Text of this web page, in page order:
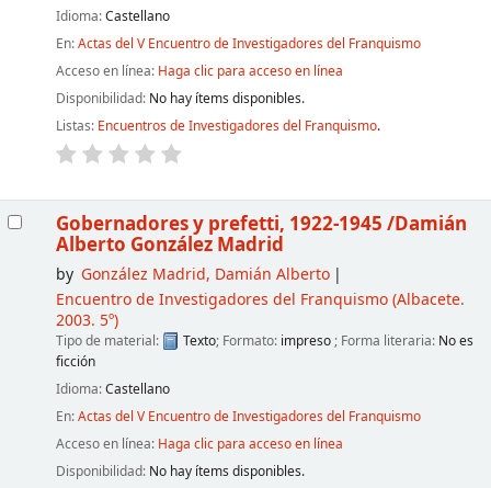
Idioma:Castellano
En:Actas del V Encuentro de Investigadores del Franquismo
Acceso en línea: Haga clic para acceso en línea
Disponibilidad: No hay ítems disponibles.
Listas: Encuentros de Investigadores del Franquismo.
Gobernadores y prefetti, 1922-1945 /Damián
Alberto González Madrid
by González Madrid, Damián Alberto
Encuentro de Investigadores del Franquismo(Albacete.
2003. 5º)
Tipo de material: Texto; Formato: impreso ; Forma literaria: No es
ficción
Idioma:Castellano
En:Actas del V Encuentro de Investigadores del Franquismo
Acceso en línea: Haga clic para acceso en línea
Disponibilidad: No hay ítems disponibles.